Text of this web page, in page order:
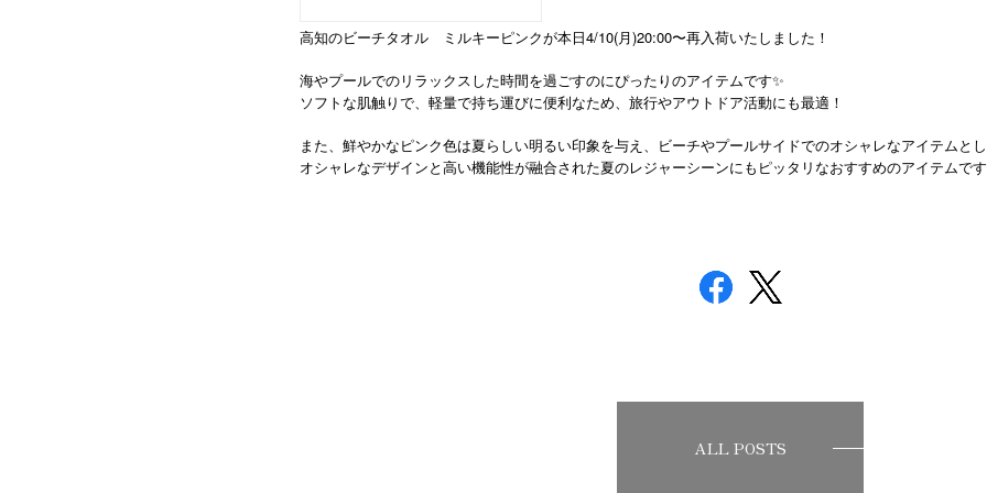
高知のビーチタオル ミルキーピンクが本日4/10(月)20:00〜再入荷いたしました！
海やプールでのリラックスした時間を過ごすのにぴったりのアイテムです✨
ソフトな肌触りで、軽量で持ち運びに便利なため、旅行やアウトドア活動にも最適！
また、鮮やかなピンク色は夏らしい明るい印象を与え、ビーチやプールサイドでのオシャレなアイテムと
オシャレなデザインと高い機能性が融合された夏のレジャーシーンにもピッタリなおすすめのアイテムです
ALL POSTS